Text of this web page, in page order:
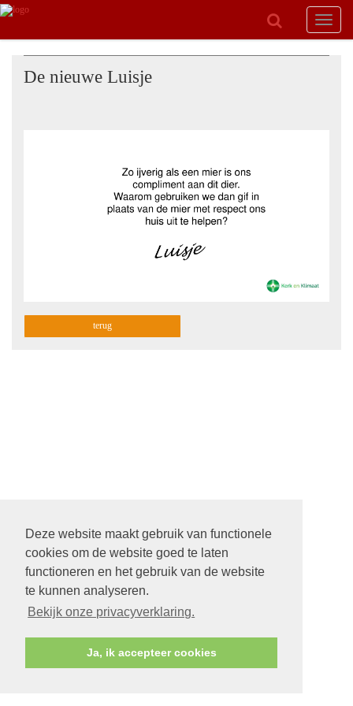
Deze website maakt gebruik van functionele
cookies om de website goed te laten
functioneren en het gebruik van de website
te kunnen analyseren.
Bekijk onze privacyverklaring.
Ja, ik accepteer cookies
Toggle
De nieuwe Luisje
terug